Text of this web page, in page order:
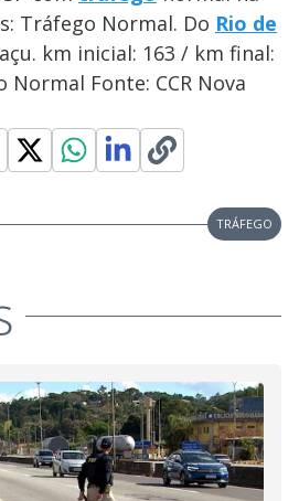
Tráfego Normal. Do Rio de
km inicial: 163 / km final:
Normal Fonte: CCR Nova
TRÁFEGO